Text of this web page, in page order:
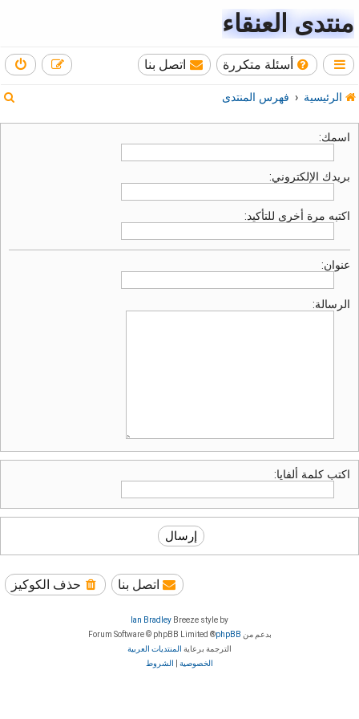
منتدى العنقاء
أسئلة متكررة اتصل بنا
الرئيسية فهرس المنتدى
اسمك:
بريدك الإلكتروني:
اكتبه مرة أخرى للتأكيد:
عنوان:
الرسالة:
اكتب كلمة ألفايا:
حذف الكوكيز اتصل بنا
Breeze style by
Ian Bradley
بدعم من phpBB
® Forum Software © phpBB Limited
الترجمة برعاية المنتديات العربية
الخصوصية
الشروط